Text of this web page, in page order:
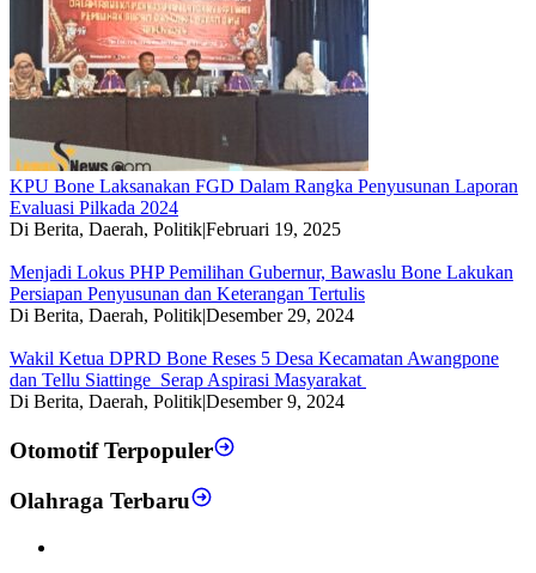
KPU Bone Laksanakan FGD Dalam Rangka Penyusunan Laporan
Evaluasi Pilkada 2024
Di Berita, Daerah, Politik|Februari 19, 2025
Menjadi Lokus PHP Pemilihan Gubernur, Bawaslu Bone Lakukan
Persiapan Penyusunan dan Keterangan Tertulis
Di Berita, Daerah, Politik|Desember 29, 2024
Wakil Ketua DPRD Bone Reses 5 Desa Kecamatan Awangpone
dan Tellu Siattinge Serap Aspirasi Masyarakat
Di Berita, Daerah, Politik|Desember 9, 2024
Otomotif Terpopuler
Olahraga Terbaru